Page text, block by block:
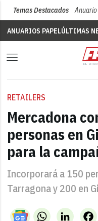
Temas Destacados
ANUARIOS PAPELÚLTIMAS
RETAILERS
Mercadona
personas en
para la
Incorporará a 150
Tarragona y 200 en
WhatsAppLinkedIn